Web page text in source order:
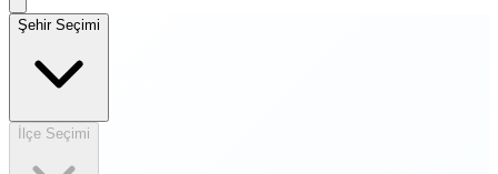
Şehir Seçimi
İlçe Seçimi